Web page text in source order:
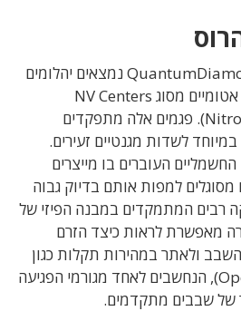
בלב הטכנולוגיה של QuantumDiamonds נמצאים יהלומים
סינתטיים המכילים פגמים אטומיים מסוג NV Centers
(Nitrogen Vacancy Centers). פגמים אלה מתפקדים
במיוחד לשדות מגנטיים זעירים.
העוברים בו מייצרים
מסוגלים למפות אותם בדיוק גבוה
רבים המתמקדים במבנה הפיזי של
מאפשרת לראות כיצד הזרם
ולאתר במהירות תקלות כגון
נתקי הולכה (Open Defects), הנחשבים לאחד מגורמי הפגיעה
של שבבים מתקדמים.